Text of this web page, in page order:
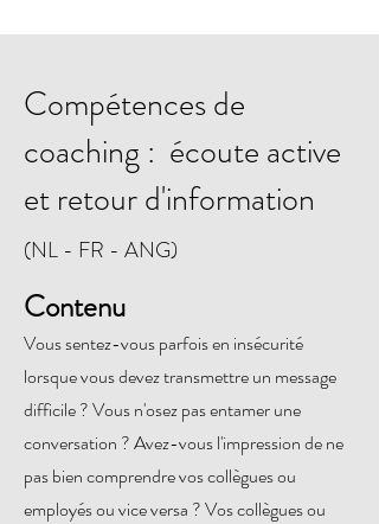
Compétences de
coaching : écoute active
et retour d'information
(NL - FR - ANG)
Contenu
Vous sentez-vous parfois en insécurité
lorsque vous devez transmettre un message
difficile ? Vous n'osez pas entamer une
conversation ? Avez-vous l'impression de ne
pas bien comprendre vos collègues ou
employés ou vice versa ? Vos collègues ou